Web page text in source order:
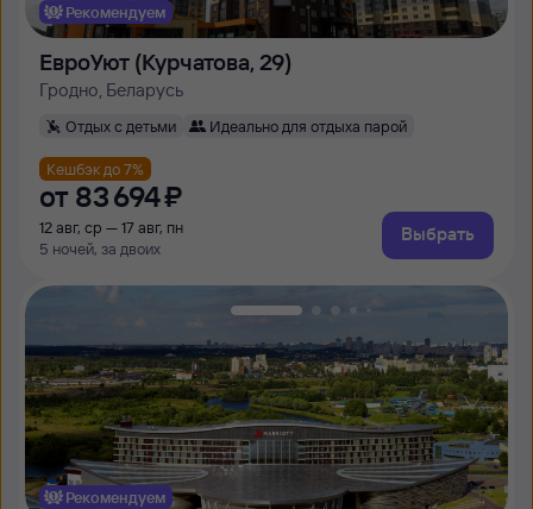
Рекомендуем
ЕвроУют (Курчатова, 29)
Гродно, Беларусь
Отдых с детьми Идеально для отдыха парой
Кешбэк до 7%
от 83 ⁠694 ⁠₽
12 авг, ср — 17 авг, пн
5 ночей, за двоих
Выбрать
Рекомендуем